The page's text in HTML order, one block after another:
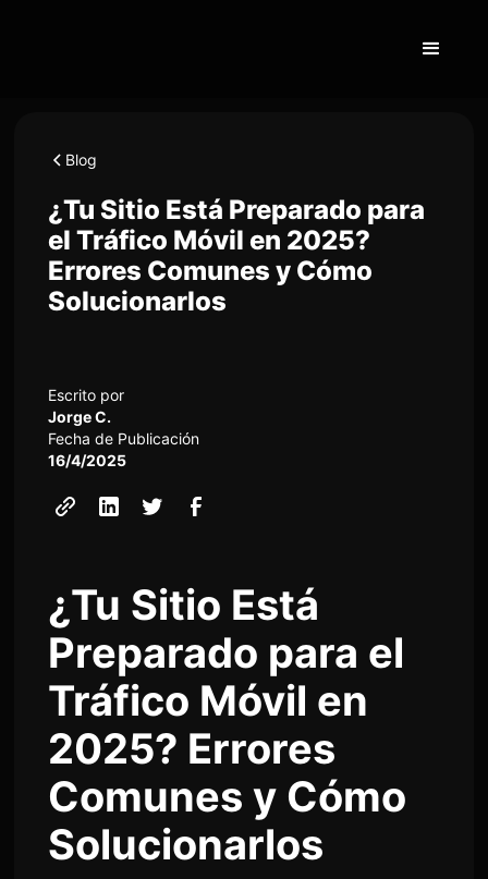
Blog
¿Tu Sitio Está Preparado para
el Tráfico Móvil en 2025?
Errores Comunes y Cómo
Solucionarlos
Escrito por
Jorge C.
Fecha de Publicación
16/4/2025
¿Tu Sitio Está
Preparado para el
Tráfico Móvil en
2025? Errores
Comunes y Cómo
Solucionarlos